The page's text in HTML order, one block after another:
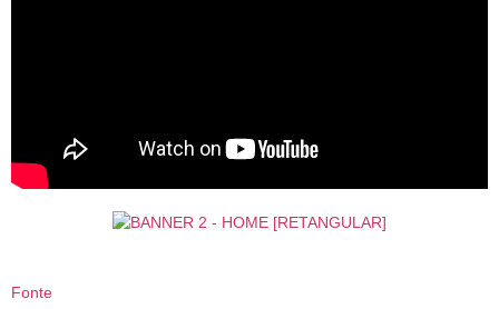
Fonte